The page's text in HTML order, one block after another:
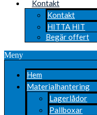
Kontakt
Kontakt
HITTA HIT
Begär offert
Meny
Hem
Materialhantering
Lagerlådor
Pallboxar